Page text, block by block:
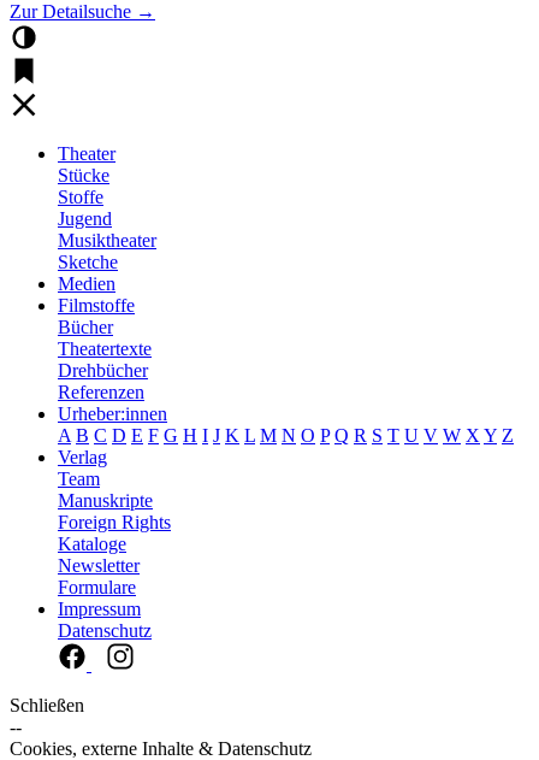
Zur Detailsuche →
Theater
Stücke
Stoffe
Jugend
Musiktheater
Sketche
Medien
Filmstoffe
Bücher
Theatertexte
Drehbücher
Referenzen
Urheber:innen
A B C D E F G H I J K L M N O P Q R S T U V W X Y Z
Verlag
Team
Manuskripte
Foreign Rights
Kataloge
Newsletter
Formulare
Impressum
Datenschutz
Schließen
--
Cookies, externe Inhalte & Datenschutz